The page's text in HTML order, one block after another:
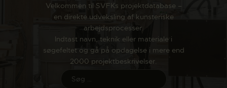
Velkommen til SVFKs projektdatabase –
en direkte udveksling af kunsteriske
arbejdsprocesser.
Indtast navn, teknik eller materiale i
søgefeltet og gå på opdagelse i mere end
2000 projektbeskrivelser.